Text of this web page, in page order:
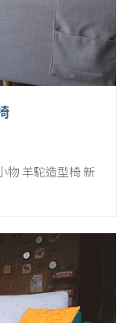
物 羊駝造型椅 新